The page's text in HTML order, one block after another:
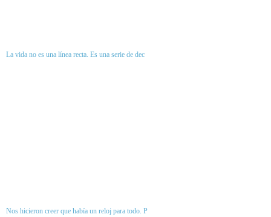
La vida no es una línea recta. Es una serie de dec
Nos hicieron creer que había un reloj para todo. P